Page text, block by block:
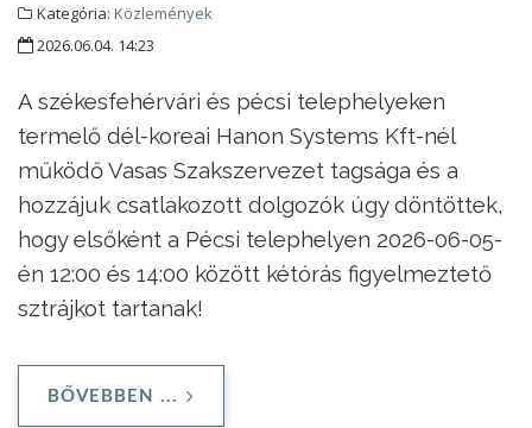
Kategória: Közlemények
2026.06.04. 14:23
A székesfehérvári és pécsi telephelyeken
termelő dél-koreai Hanon Systems Kft-nél
működő Vasas Szakszervezet tagsága és a
hozzájuk csatlakozott dolgozók úgy döntöttek,
hogy elsőként a Pécsi telephelyen 2026-06-05-
én 12:00 és 14:00 között kétórás figyelmeztető
sztrájkot tartanak!
BŐVEBBEN ...